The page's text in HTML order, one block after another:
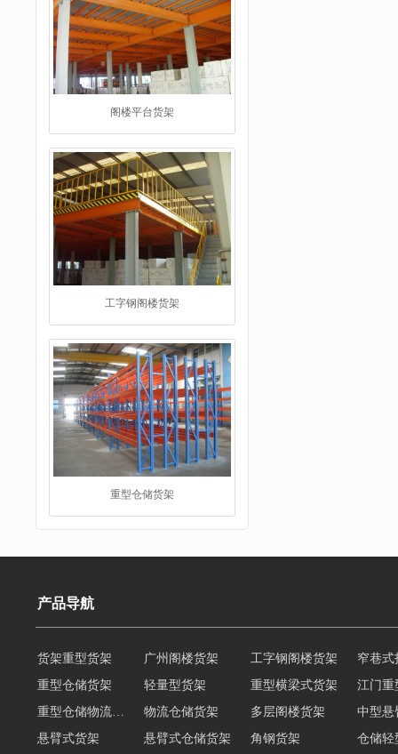
产品导航
重型仓储货架
轻量型货架 重型横梁式货架
江门重
物流仓储货架 多层阁楼货架
中型悬
悬臂式货架
悬臂式仓储货架 角钢货架
仓储轻
轻型货架
轻型仓储货架 移动式货架 横梁式